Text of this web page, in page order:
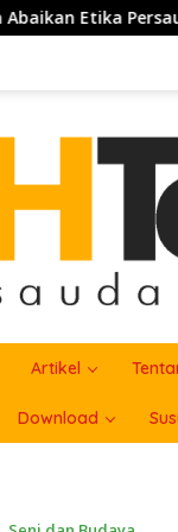
PSHT Bersama
Artikel
Download